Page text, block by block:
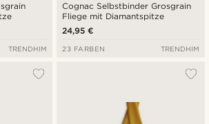
TRENDHIM
Cognac Selbstbinder Grosgrain
Fliege mit Diamantspitze
24,95 €
23 FARBEN TRENDHIM